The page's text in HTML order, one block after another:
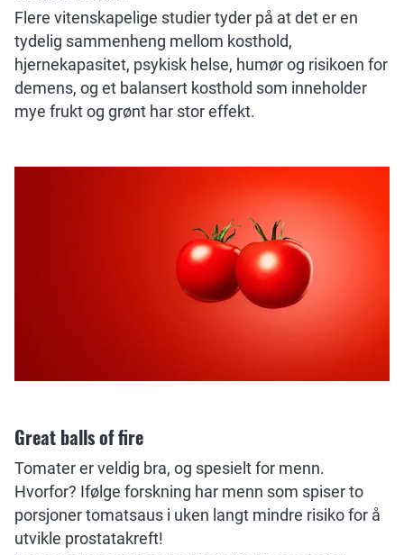
Flere vitenskapelige studier tyder på at det er en
tydelig sammenheng mellom kosthold,
hjernekapasitet, psykisk helse, humør og risikoen for
demens, og et balansert kosthold som inneholder
mye frukt og grønt har stor effekt.
Great balls of fire
Tomater er veldig bra, og spesielt for menn.
Hvorfor? Ifølge forskning har menn som spiser to
porsjoner tomatsaus i uken langt mindre risiko for å
utvikle prostatakreft!